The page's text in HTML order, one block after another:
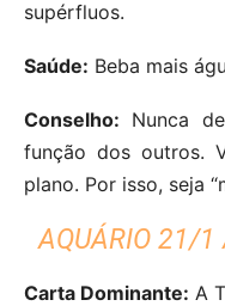
supérfluos.
Saúde: Beba mais
Conselho: Nunca
função dos outros.
plano. Por isso, seja
AQUÁRIO 21/
Carta Dominante: A